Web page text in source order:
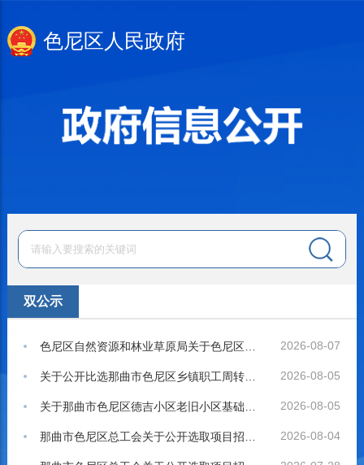
色尼区人民政府
双公示
色尼区自然资源和林业草原局关于色尼区罗玛镇凯玛村砂石矿生态修复工程及那曲镇措查村嘎拉山采石场生态修复工程实施第三方比选公告 2026-08-07
关于公开比选那曲市色尼区乡镇职工周转房建设项目第三方专业服务单位的公告 2026-08-05
2026-08-05
2026-08-04